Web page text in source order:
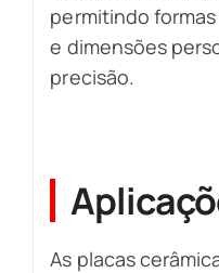
permitindo
e dimensões
precisão.
As placas